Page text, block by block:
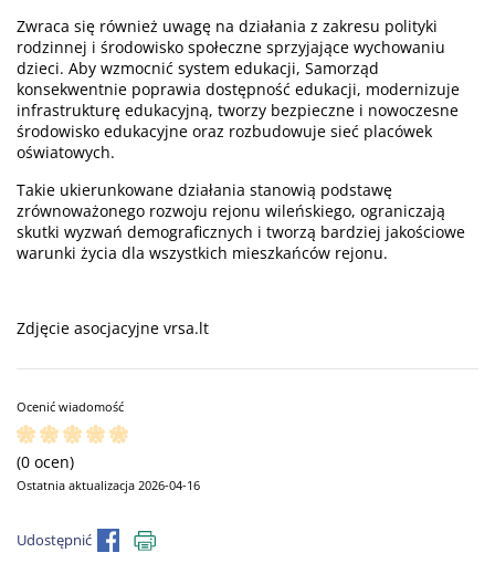
Zwraca się również uwagę na działania z zakresu polityki
rodzinnej i środowisko społeczne sprzyjające wychowaniu
dzieci. Aby wzmocnić system edukacji, Samorząd
konsekwentnie poprawia dostępność edukacji, modernizuje
infrastrukturę edukacyjną, tworzy bezpieczne i nowoczesne
środowisko edukacyjne oraz rozbudowuje sieć placówek
oświatowych.
Takie ukierunkowane działania stanowią podstawę
zrównoważonego rozwoju rejonu wileńskiego, ograniczają
skutki wyzwań demograficznych i tworzą bardziej jakościowe
warunki życia dla wszystkich mieszkańców rejonu.
Zdjęcie asocjacyjne vrsa.lt
Ocenić wiadomość
(0 ocen)
Ostatnia aktualizacja 2026-04-16
Udostępnić